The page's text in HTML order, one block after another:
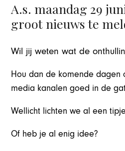
A.s. maandag 29
groot nieuws te
Wil jij weten wat de
Hou dan de komende dagen
media kanalen goed in de
Wellicht lichten we al een
Of heb je al enig idee?